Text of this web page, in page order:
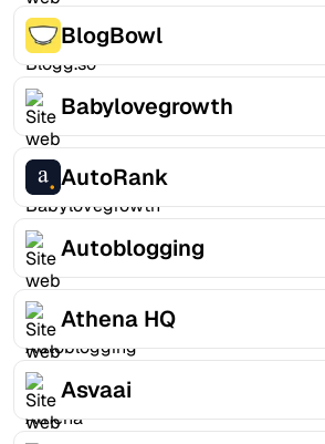
BlogBowl
Babylovegrowth
AutoRank
Autoblogging
Athena HQ
Asvaai